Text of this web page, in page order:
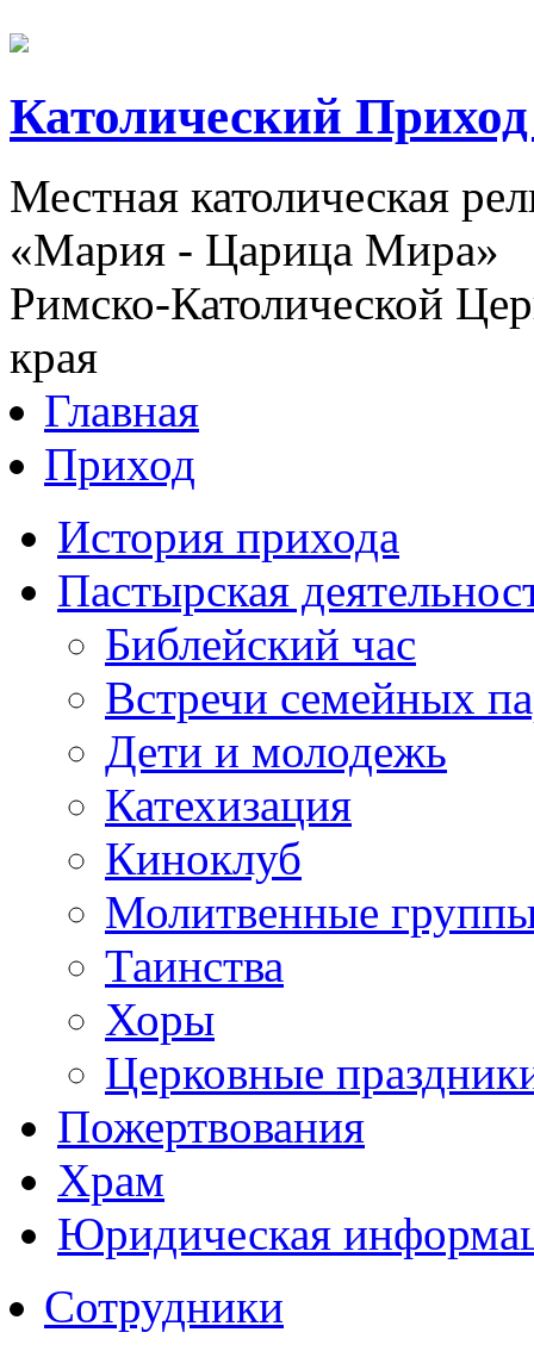
Католический
Местная католическая
«Мария - Царица Мира»
Римско-Католической
края
Главная
Приход
История прихода
Пастырская
Библейский час
Встречи семейных
Дети и молодежь
Катехизация
Киноклуб
Молитвенные
Таинства
Хоры
Церковные
Пожертвования
Храм
Юридическая
Сотрудники